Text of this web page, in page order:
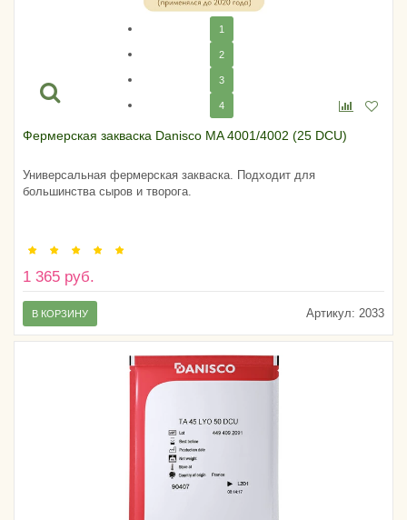
1
2
3
4
Фермерская закваска Danisco MA 4001/4002 (25 DCU)
Универсальная фермерская закваска. Подходит для
большинства сыров и творога.
1 365 руб.
Артикул: 2033
В КОРЗИНУ